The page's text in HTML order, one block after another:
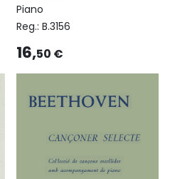
Piano
Reg.: B.3156
16,50 €